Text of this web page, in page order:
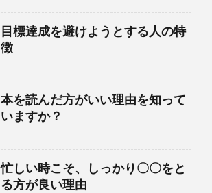
目標達成を避けようとする人の特
徴
本を読んだ方がいい理由を知って
いますか？
忙しい時こそ、しっかり〇〇をと
る方が良い理由